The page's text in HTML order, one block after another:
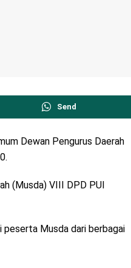
Send
Dewan Pengurus Daerah
(Musda) VIII DPD PUI
peserta Musda dari berbagai